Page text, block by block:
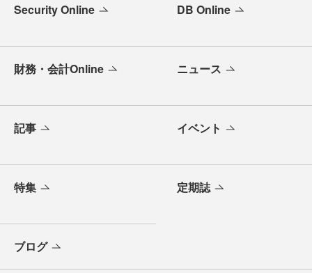
Security Online DB Online
財務・会計Online ニュース
記事 イベント
特集 定期誌
ブログ